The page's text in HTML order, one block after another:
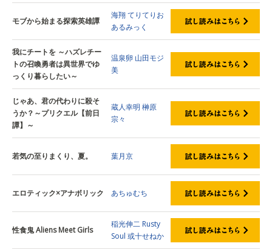
モブから始まる探索英雄譚
海翔てりてりお
あるみっく
我にチートを ～ハズレチー
トの召喚勇者は異世界でゆ
っくり暮らしたい～
温泉卵 山田モジ
美
じゃあ、君の代わりに殺そ
うか？～プリクエル【前日
譚】～
蔵人幸明 榊原
宗々
若気の至りまくり、夏。 葉月京
エロティック×アナボリック あちゅむち
性食鬼 Aliens Meet Girls
稲光伸二 Rusty
Soul 或十せねか